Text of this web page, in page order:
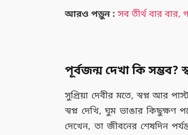
আরও পড়ুন : সব তীর্থ বার
পূর্বজন্ম দেখা কি সম্ভব?
সুপ্রিয়া দেবীর মতে, স্বপ্ন আর
স্বপ্ন দেখি, ঘুম ভাঙার
দেখেন, তা জীবনের শেষদিন